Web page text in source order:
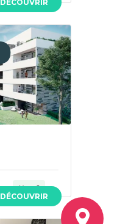
DÉCOUVRIR
DÉCOUVRIR
Neuf